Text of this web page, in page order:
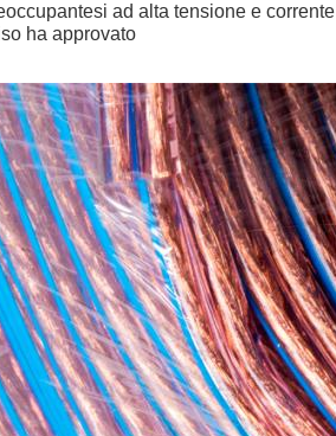
ad alta tensione e corrente
ha approvato